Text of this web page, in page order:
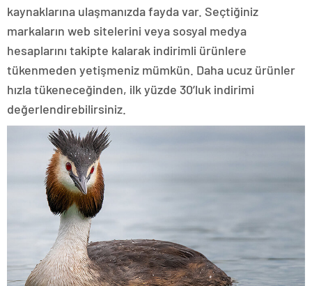
kaynaklarına ulaşmanızda fayda var. Seçtiğiniz
markaların web sitelerini veya sosyal medya
hesaplarını takipte kalarak indirimli ürünlere
tükenmeden yetişmeniz mümkün. Daha ucuz ürünler
hızla tükeneceğinden, ilk yüzde 30’luk indirimi
değerlendirebilirsiniz.